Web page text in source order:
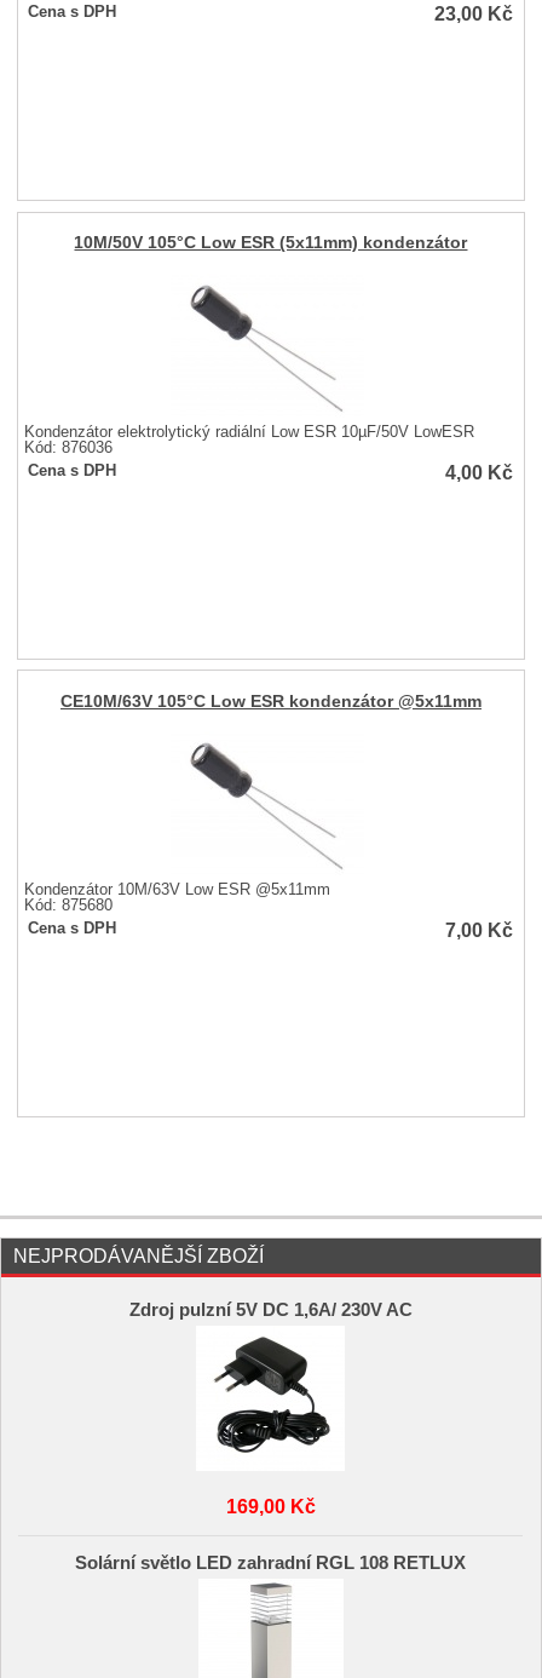
Cena s DPH
23,00 Kč
10M/50V 105°C Low ESR (5x11mm) kondenzátor
Kondenzátor elektrolytický radiální Low ESR 10µF/50V LowESR
Kód: 876036
Cena s DPH
4,00 Kč
CE10M/63V 105°C Low ESR kondenzátor @5x11mm
Kondenzátor 10M/63V Low ESR @5x11mm
Kód: 875680
Cena s DPH
7,00 Kč
NEJPRODÁVANĚJŠÍ ZBOŽÍ
Zdroj pulzní 5V DC 1,6A/ 230V AC
169,00 Kč
Solární světlo LED zahradní RGL 108 RETLUX